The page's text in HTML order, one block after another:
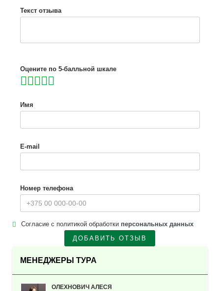
Текст отзыва
Оцените по 5-балльной шкале
Имя
E-mail
Номер телефона
Согласие с политикой обработки персональных данных
ДОБАВИТЬ ОТЗЫВ
МЕНЕДЖЕРЫ ТУРА
ОЛЕХНОВИЧ АЛЕСЯ